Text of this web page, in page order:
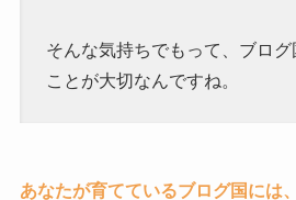
そんな気持ちでもって、ブログ
ことが大切なんですね。
あなたが育てているブログ国には